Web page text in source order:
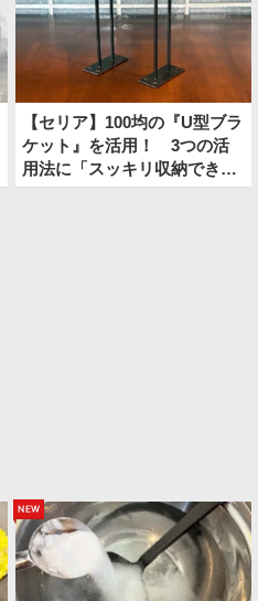
【セリア】100均の『U型ブラ
ケット』を活用！ 3つの活
用法に「スッキリ収納でき
た」
new